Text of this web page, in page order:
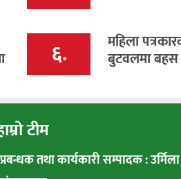
६. महिला
बुटवलमा बहस
टीम
प्रबन्धक तथा कार्यकारी सम्पादक : उर्मिला